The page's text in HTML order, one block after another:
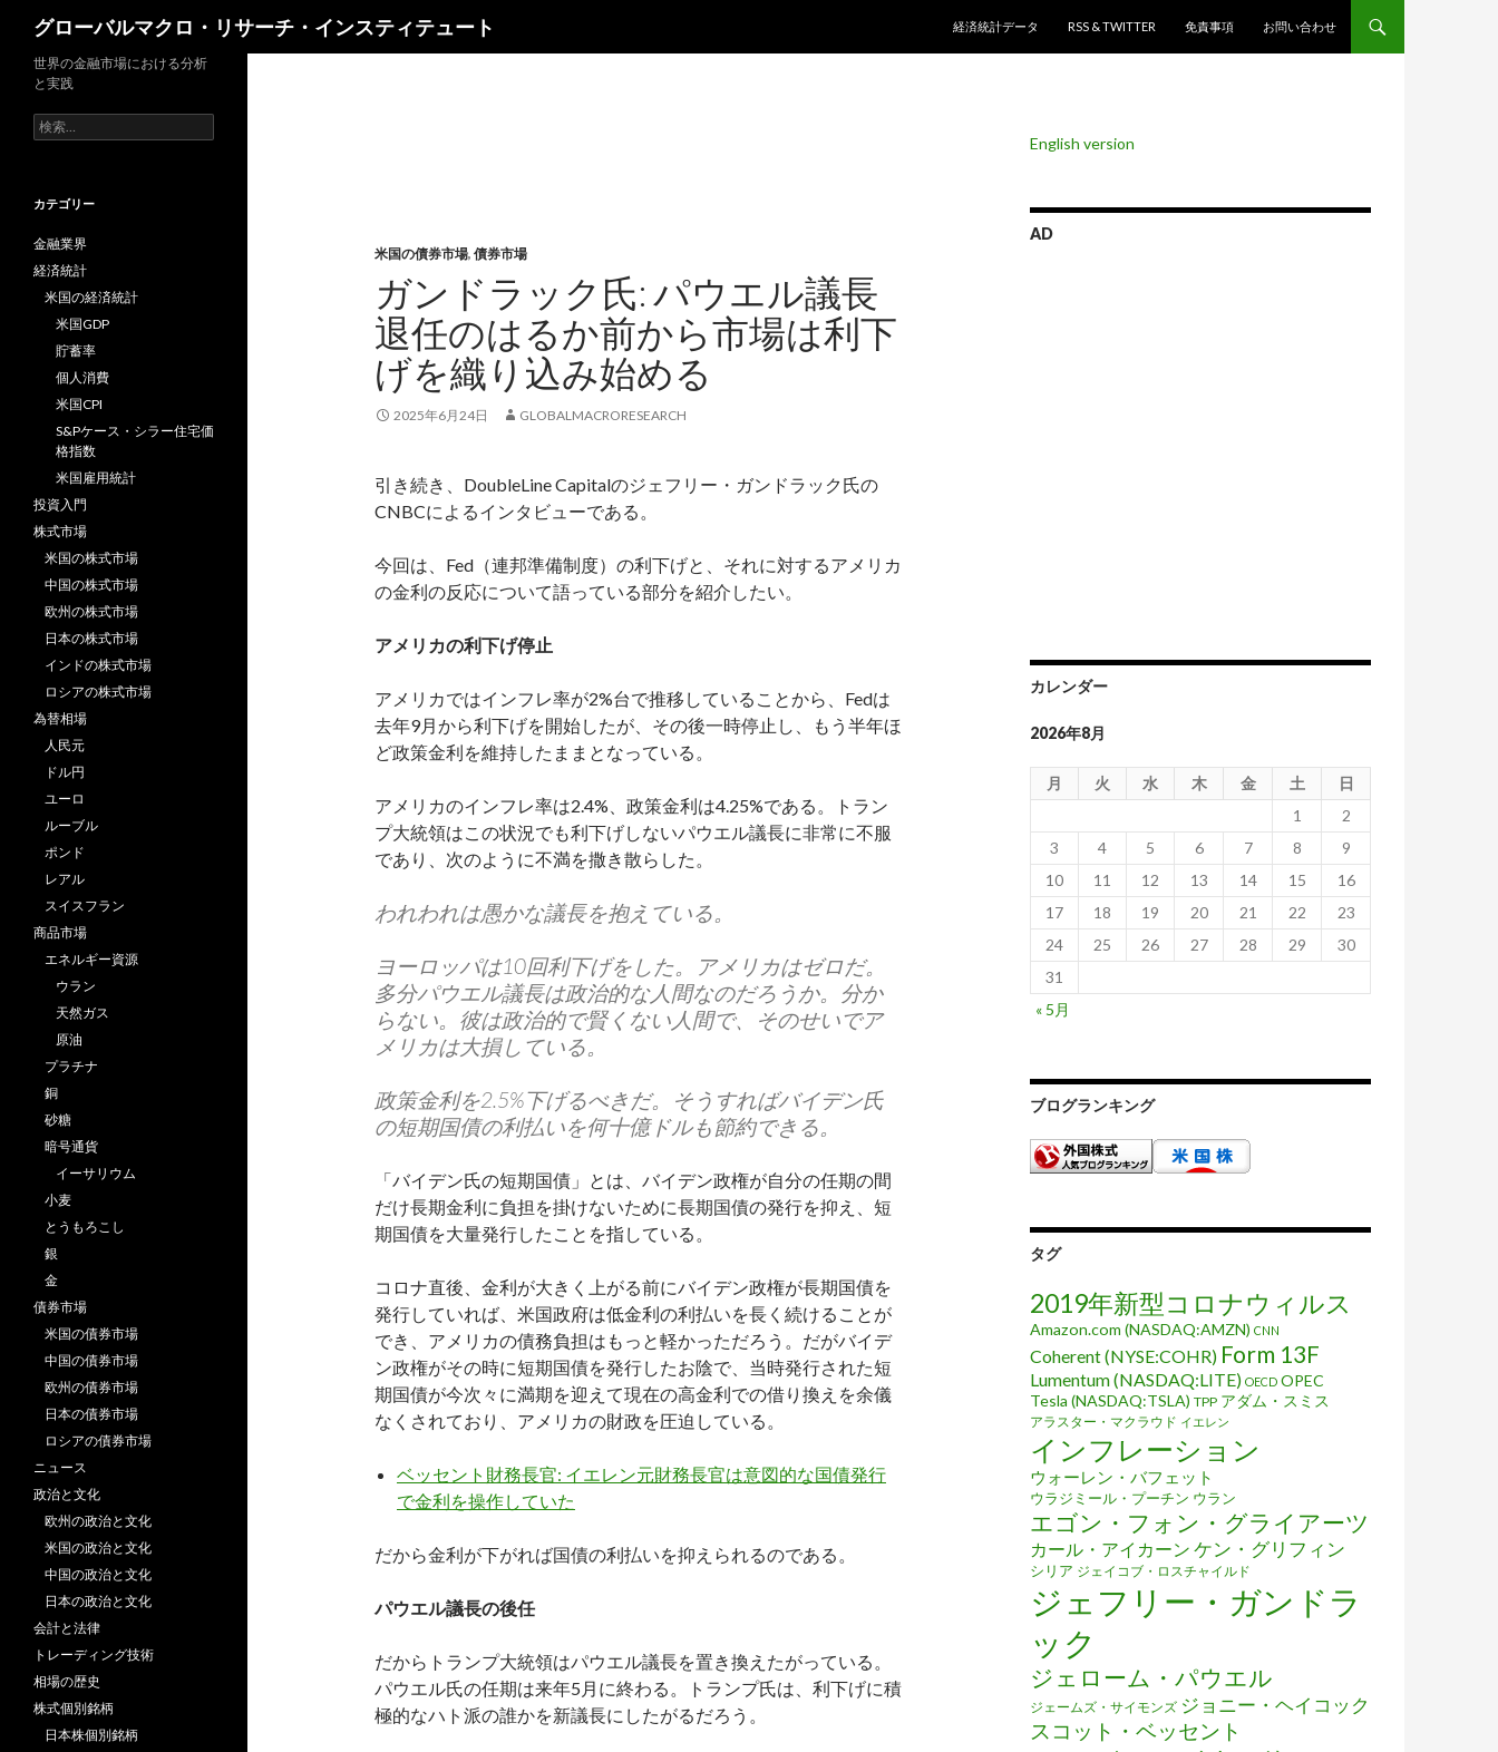
グローバルマクロ・リサーチ・インスティテュート
経済統計データ
RSS & TWITTER 免責事項 お問い合わせ
米国の債券市場, 債券市場
ガンドラック氏: パウエル議長
退任のはるか前から市場は利下
げを織り込み始める
2025年6月24日 GLOBALMACRORESEARCH
引き続き、DoubleLine Capitalのジェフリー・ガンドラック氏の
CNBCによるインタビューである。
今回は、Fed（連邦準備制度）の利下げと、それに対するアメリカ
の金利の反応について語っている部分を紹介したい。
アメリカの利下げ停止
アメリカではインフレ率が2%台で推移していることから、Fedは
去年9月から利下げを開始したが、その後一時停止し、もう半年ほ
ど政策金利を維持したままとなっている。
アメリカのインフレ率は2.4%、政策金利は4.25%である。トラン
プ大統領はこの状況でも利下げしないパウエル議長に非常に不服
であり、次のように不満を撒き散らした。
われわれは愚かな議長を抱えている。
ヨーロッパは10回利下げをした。アメリカはゼロだ。
多分パウエル議長は政治的な人間なのだろうか。分か
らない。彼は政治的で賢くない人間で、そのせいでア
メリカは大損している。
政策金利を2.5%下げるべきだ。そうすればバイデン氏
の短期国債の利払いを何十億ドルも節約できる。
「バイデン氏の短期国債」とは、バイデン政権が自分の任期の間
だけ長期金利に負担を掛けないために長期国債の発行を抑え、短
期国債を大量発行したことを指している。
コロナ直後、金利が大きく上がる前にバイデン政権が長期国債を
発行していれば、米国政府は低金利の利払いを長く続けることが
でき、アメリカの債務負担はもっと軽かっただろう。だがバイデ
ン政権がその時に短期国債を発行したお陰で、当時発行された短
期国債が今次々に満期を迎えて現在の高金利での借り換えを余儀
なくされており、アメリカの財政を圧迫している。
ベッセント財務長官: イエレン元財務長官は意図的な国債発行
で金利を操作していた
だから金利が下がれば国債の利払いを抑えられるのである。
パウエル議長の後任
だからトランプ大統領はパウエル議長を置き換えたがっている。
パウエル氏の任期は来年5月に終わる。トランプ氏は、利下げに積
極的なハト派の誰かを新議長にしたがるだろう。
English version
AD
カレンダー
2026年8月
月 火 水 木 金 土
日
1
2
3
4 5 6 7 8
9
10
11 12 13 14 15
16
17
18 19 20 21 22
23
24
25 26 27 28 29
30
31
« 5月
ブログランキング
タグ
2019年新型コロナウィルス
Amazon.com (NASDAQ:AMZN) CNN
Coherent (NYSE:COHR) Form 13F
Lumentum (NASDAQ:LITE) OECD OPEC
Tesla (NASDAQ:TSLA) TPP アダム・スミス
アラスター・マクラウド イエレン
インフレーション
ウォーレン・バフェット
ウラジミール・プーチン ウラン
エゴン・フォン・グライアーツ
カール・アイカーン ケン・グリフィン
シリア ジェイコブ・ロスチャイルド
ジェフリー・ガンドラ
ック
ジェローム・パウエル
ジェームズ・サイモンズ ジョニー・ヘイコック
スコット・ベッセント
世界の金融市場における分析
と実践
検
索:
カテゴリー
金融業界
経済統計
米国の経済統計
米国GDP
貯蓄率
個人消費
米国CPI
S&Pケース・シラー住宅価
格指数
米国雇用統計
投資入門
株式市場
米国の株式市場
中国の株式市場
欧州の株式市場
日本の株式市場
インドの株式市場
ロシアの株式市場
為替相場
人民元
ドル円
ユーロ
ルーブル
ポンド
レアル
スイスフラン
商品市場
エネルギー資源
ウラン
天然ガス
原油
プラチナ
銅
砂糖
暗号通貨
イーサリウム
小麦
とうもろこし
銀
金
債券市場
米国の債券市場
中国の債券市場
欧州の債券市場
日本の債券市場
ロシアの債券市場
ニュース
政治と文化
欧州の政治と文化
米国の政治と文化
中国の政治と文化
日本の政治と文化
会計と法律
トレーディング技術
相場の歴史
株式個別銘柄
日本株個別銘柄